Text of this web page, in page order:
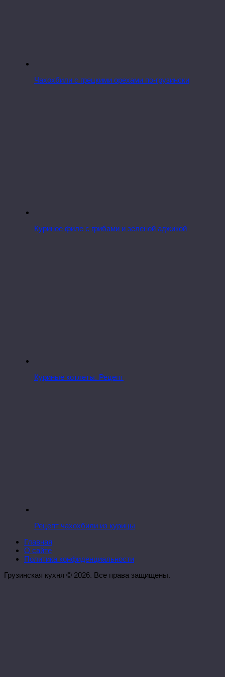
Чахохбили с грецкими орехами по-грузински
Куриное филе с грибами и зеленой аджикой
Куриные котлеты. Рецепт
Рецепт чахохбили из курицы
Главная
О сайте
Политика конфиденциальности
Грузинская кухня © 2026. Все права защищены.